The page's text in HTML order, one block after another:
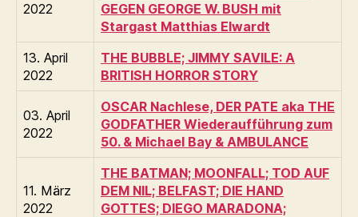
2022
GEGEN GEORGE W. BUSH mit
Stargast Matthias Elwardt
13. April
2022
THE BUBBLE; JIMMY SAVILE: A
BRITISH HORROR STORY
03. April
2022
OSCAR Nachlese, DER PATE aka THE
GODFATHER Wiederaufführung zum
50. & Michael Bay & AMBULANCE
11. März
2022
THE BATMAN; MOONFALL; TOD AUF
DEM NIL; BELFAST; DIE HAND
GOTTES; DIEGO MARADONA;